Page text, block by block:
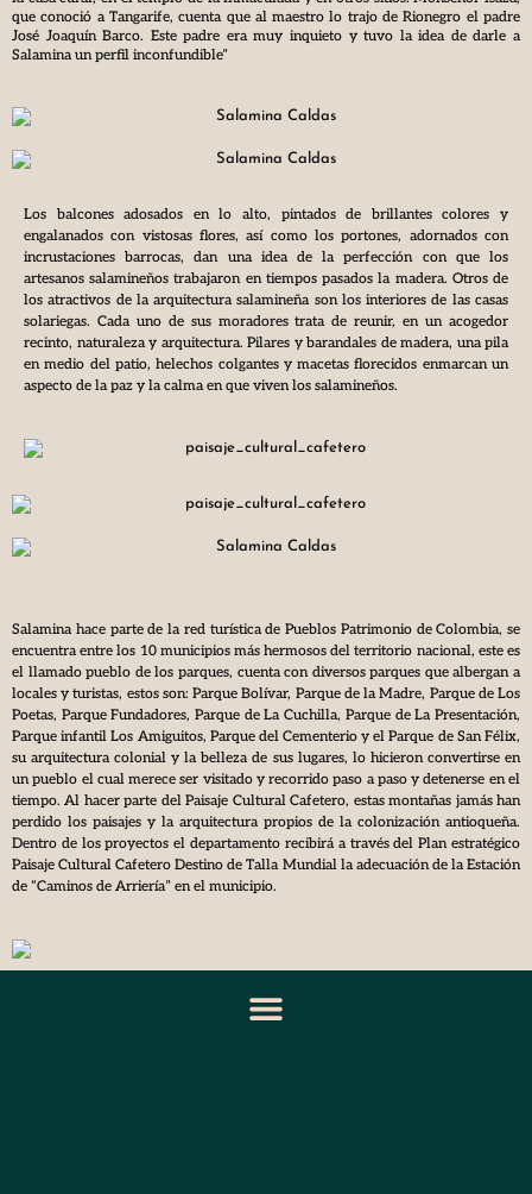
que conoció a Tangarife, cuenta que al maestro lo trajo de Rionegro el padre
José Joaquín Barco. Este padre era muy inquieto y tuvo la idea de darle a
Salamina un perfil inconfundible”
Los balcones adosados en lo alto, pintados de brillantes colores y
engalanados con vistosas flores, así como los portones, adornados con
incrustaciones barrocas, dan una idea de la perfección con que los
artesanos salamineños trabajaron en tiempos pasados la madera. Otros de
los atractivos de la arquitectura salamineña son los interiores de las casas
solariegas. Cada uno de sus moradores trata de reunir, en un acogedor
recinto, naturaleza y arquitectura. Pilares y barandales de madera, una pila
en medio del patio, helechos colgantes y macetas florecidos enmarcan un
aspecto de la paz y la calma en que viven los salamineños.
Salamina hace parte de la red turística de Pueblos Patrimonio de Colombia, se
encuentra entre los 10 municipios más hermosos del territorio nacional, este es
el llamado pueblo de los parques, cuenta con diversos parques que albergan a
locales y turistas, estos son: Parque Bolívar, Parque de la Madre, Parque de Los
Poetas, Parque Fundadores, Parque de La Cuchilla, Parque de La Presentación,
Parque infantil Los Amiguitos, Parque del Cementerio y el Parque de San Félix,
su arquitectura colonial y la belleza de sus lugares, lo hicieron convertirse en
un pueblo el cual merece ser visitado y recorrido paso a paso y detenerse en el
tiempo. Al hacer parte del Paisaje Cultural Cafetero, estas montañas jamás han
perdido los paisajes y la arquitectura propios de la colonización antioqueña.
Dentro de los proyectos el departamento recibirá a través del Plan estratégico
Paisaje Cultural Cafetero Destino de Talla Mundial la adecuación de la Estación
de “Caminos de Arriería” en el municipio.